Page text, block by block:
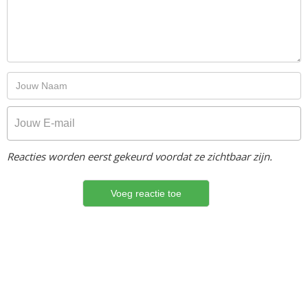
Reacties worden eerst gekeurd voordat ze zichtbaar zijn.